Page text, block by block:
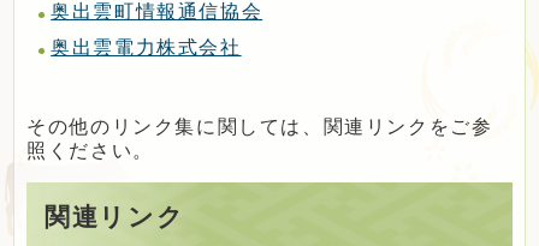
健康・福祉
定住・観光・ ふるさと納税
事業者の方へ
奥出雲町情報通信協会
奥出雲電力株式会社
その他のリンク集に関しては、関連リンクをご参
照ください。
関連リンク